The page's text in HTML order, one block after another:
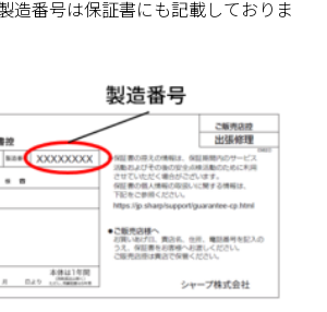
造番号は保証書にも記載しておりま